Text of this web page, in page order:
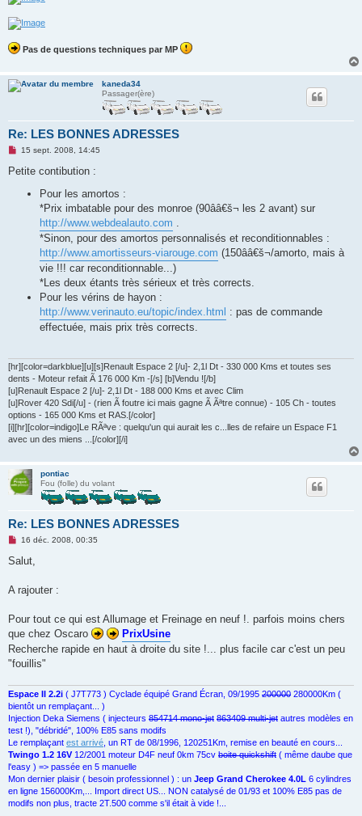
Pas de questions techniques par MP
kaneda34
Passager(ère)
Re: LES BONNES ADRESSES
M
s
15 sept. 2008, 14:45
Petite contibution :
Pour les amortos :
*Prix imbatable pour des monroe (90ââ€š¬ les 2 avant) sur
http://www.webdealauto.com .
*Sinon, pour des amortos personnalisés et reconditionnables :
http://www.amortisseurs-viarouge.com (150ââ€š¬/amorto, mais à
vie !!! car reconditionnable...)
*Les deux étants très sérieux et très corrects.
Pour les vérins de hayon :
http://www.verinauto.eu/topic/index.html : pas de commande
effectuée, mais prix très corrects.
[hr][color=darkblue][u][s]Renault Espace 2 [/u]- 2,1l Dt - 330 000 Kms et toutes ses
dents - Moteur refait Ã 176 000 Km -[/s] [b]Vendu ![/b]
[u]Renault Espace 2 [/u]- 2,1l Dt - 188 000 Kms et avec Clim
[u]Rover 420 Sdi[/u] - (rien Ã foutre ici mais gagne Ã Ãªtre connue) - 105 Ch - toutes
options - 165 000 Kms et RAS.[/color]
[i][hr][color=indigo]Le RÃªve : quelqu'un qui aurait les c...lles de refaire un Espace F1
avec un des miens ...[/color][/i]
pontiac
Fou (folle) du volant
Re: LES BONNES ADRESSES
M
s
g
o
l
u
16 déc. 2008, 00:35
Salut,
A rajouter :
Pour tout ce qui est Allumage et Freinage en neuf !. parfois moins chers
que chez Oscaro
PrixUsine
Recherche rapide en haut à droite du site !... plus facile car c'est un peu
"fouillis"
Espace II 2.2i ( J7T773 ) Cyclade équipé Grand Écran, 09/1995 200000 280000Km (
bientôt un remplaçant... )
Injection Deka Siemens ( injecteurs 854714 mono-jet 863409 multi-jet autres modèles en
test !), "débridé", 100% E85 sans modifs
Le remplaçant est arrivé , un RT de 08/1996, 120251Km, remise en beauté en cours...
Twingo 1.2 16V12/2001 moteur D4F neuf 0km 75cv boite quickshift ( même daube que
l'easy ) => passée en 5 manuelle
Mon dernier plaisir ( besoin professionnel ) : un Jeep Grand Cherokee 4.0L 6 cylindres
en ligne 156000Km,... Import direct US... NON catalysé de 01/93 et 100% E85 pas de
modifs non plus, tracte 2T.500 comme s'il était à vide !...